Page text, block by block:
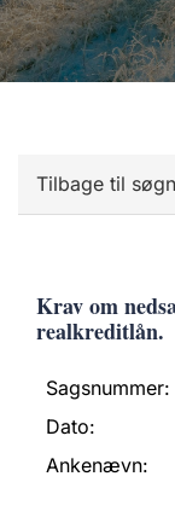
Tilbage til
Krav om
realkreditlån.
Sagsnummer:
Dato:
Ankenævn: